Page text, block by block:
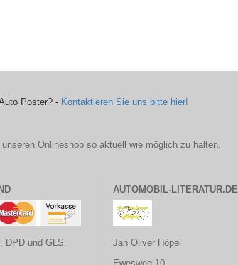
Poster? - Kontaktieren Sie uns bitte hier!
Onlineshop so aktuell wie möglich zu halten.
DPD und GLS.
AUTOMOBIL-LITERATUR.DE
Jan Oliver Höpel